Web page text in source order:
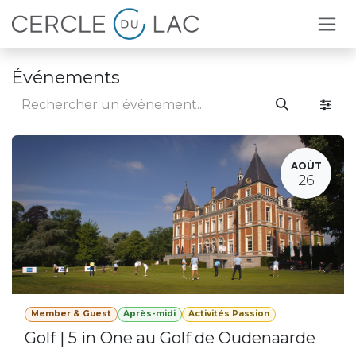
Se rendre au contenu
Événements
AOÛT
26
Member & Guest Après-midi Activités Passion
Golf | 5 in One au Golf de Oudenaarde